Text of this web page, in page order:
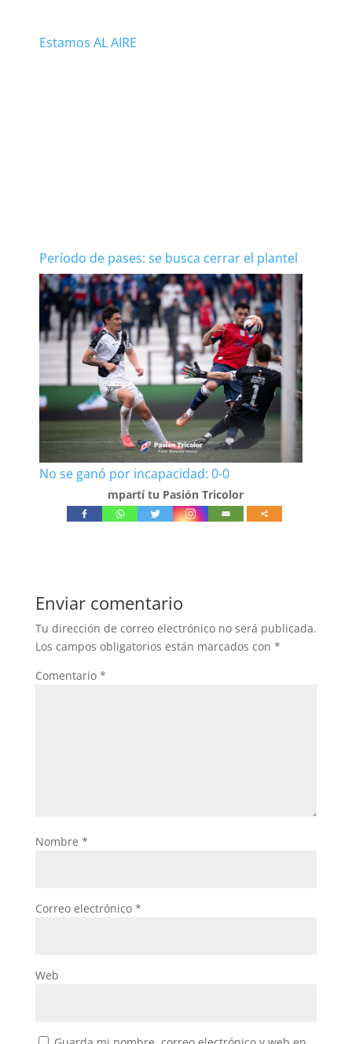
Estamos AL AIRE
Período de pases: se busca cerrar el plantel
No se ganó por incapacidad: 0-0
mpartí tu Pasión Tricolor
Enviar comentario
Tu dirección de correo electrónico no será publicada.
Los campos obligatorios están marcados con *
Comentario *
Nombre *
Correo electrónico *
Web